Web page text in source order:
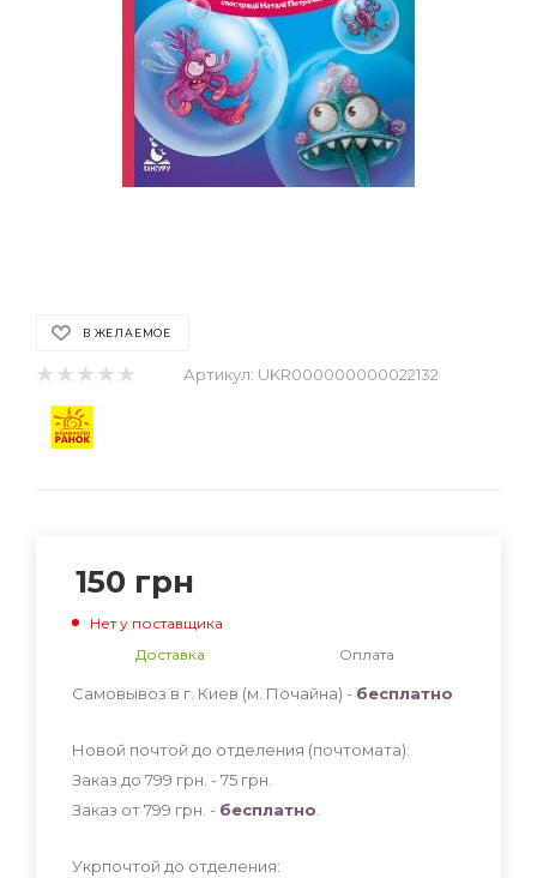
В ЖЕЛАЕМОЕ
Артикул: UKR000000000022132
150 грн
Нет у поставщика
Доставка
Оплата
Самовывоз в г. Киев (м. Почайна) - бесплатно
Новой почтой до отделения (почтомата):
Заказ до 799 грн. - 75 грн
Заказ от 799 грн. - бесплатно
Укрпочтой до отделения: